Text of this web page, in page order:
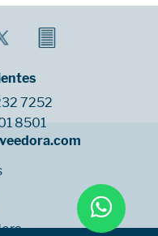
7252
8501